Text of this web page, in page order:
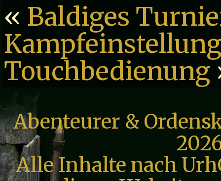
« Baldiges
Touchbedienung
Abenteurer &
Alle Inhalte nach